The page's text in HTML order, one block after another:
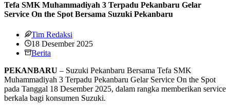
Tefa SMK Muhammadiyah 3 Terpadu Pekanbaru Gelar
Service On the Spot Bersama Suzuki Pekanbaru
Tim Redaksi
18 Desember 2025
Berita
PEKANBARU – Suzuki Pekanbaru Bersama Tefa SMK
Muhammadiyah 3 Terpadu Pekanbaru Gelar Service On the Spot
pada Tanggal 18 Desember 2025, dalam rangka memberikan service
berkala bagi konsumen Suzuki.